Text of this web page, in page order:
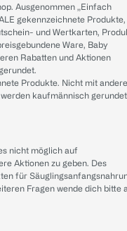
Ausgenommen „Einfach
gekennzeichnete Produkte,
und Wertkarten,
Ware, Baby
Rabatten und Aktionen
Produkte. Nicht mit
kaufmännisch
nicht möglich auf
Aktionen zu geben. Des
für
Fragen wende dich bitte